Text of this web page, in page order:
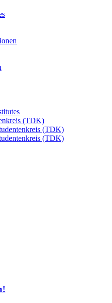
(TDK)
(TDK)
(TDK)